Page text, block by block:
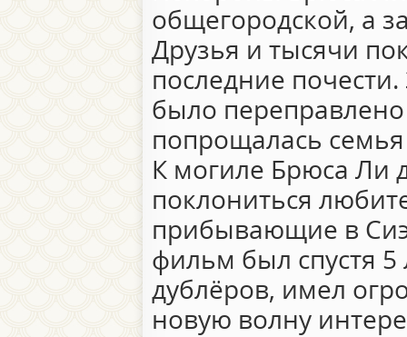
общегородской, а
Друзья и тысячи
последние
было
попрощалась
К могиле Брюса Ли
поклониться
прибывающие в
фильм был спустя
дублёров, имел
новую волну